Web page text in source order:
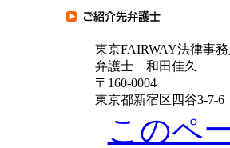
東京FAIRWAY法律事
弁護士 和田佳久
〒160-0004
東京都新宿区四谷3-7-
このペ